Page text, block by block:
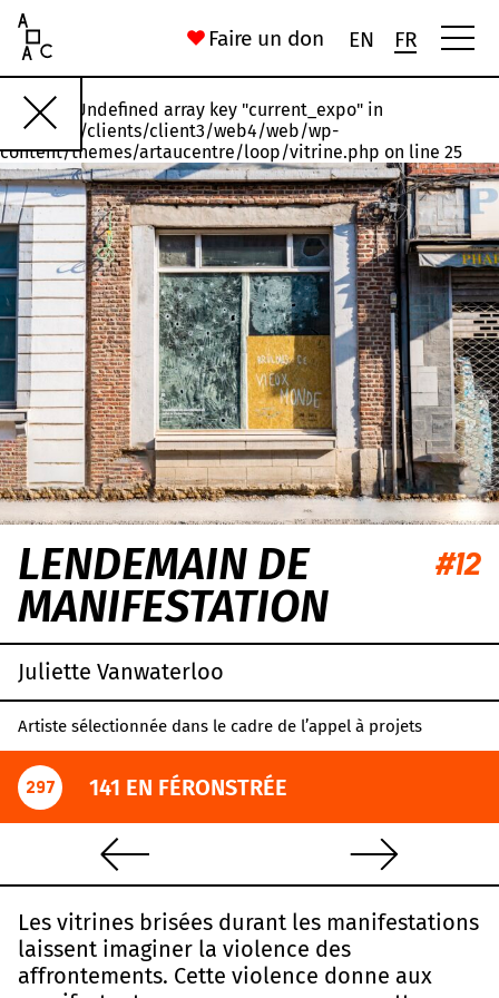
Art Au Centre
Faire un don EN FR
Rawette#18 #17 #16 #15
Installation, États n°1 et n°3
Joelle Jakubiak
56 Rue Saint-Gilles
Chronoxyles. (Néologisme) Morceau d’arbre mort ou
Ida Ferrand
16 Rue du Palais
Leaflet| OpenStreetMap ,CC-BY-SA, Imagery ©
Warning
: Undefined array key "current_expo" in
/var/www/clients/client3/web4/web/wp-
content/themes/artaucentre/loop/vitrine.php on line 25
LENDEMAIN DE
MANIFESTATION
#12
Juliette Vanwaterloo
Artiste sélectionnée dans le cadre de l’appel à projets
297 141 EN FÉRONSTRÉE
Les vitrines brisées durant les manifestations
laissent imaginer la violence des
affrontements. Cette violence donne aux